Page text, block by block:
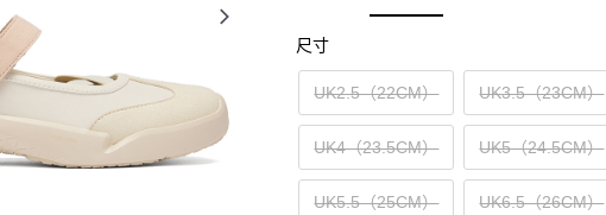
尺寸
UK2.5（22CM） UK3.5（23CM）
UK4（23.5CM） UK5（24.5CM）
UK5.5（25CM） UK6.5（26CM）